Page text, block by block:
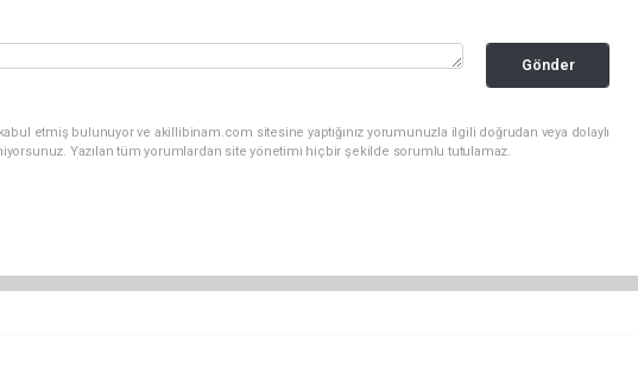
Gönder
etmiş bulunuyor ve akillibinam.com sitesine yaptığınız yorumunuzla ilgili doğrudan veya dolaylı
Yazılan tüm yorumlardan site yönetimi hiçbir şekilde sorumlu tutulamaz.